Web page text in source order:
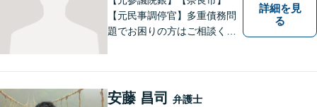
【元民事調停官】多重債務問
題でお困りの方はご相談くだ
たら、一度ご相談ください。
詳細を見
る
安藤 昌司 弁護士